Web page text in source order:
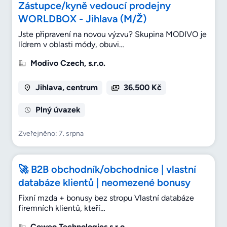
Zástupce/kyně vedoucí prodejny
WORLDBOX - Jihlava (M/Ž)
Jste připravení na novou výzvu? Skupina MODIVO je
lídrem v oblasti módy, obuvi…
Modivo Czech, s.r.o.
Jihlava, centrum 36.500 Kč
Plný úvazek
Zveřejněno: 7. srpna
🚀 B2B obchodník/obchodnice | vlastní
databáze klientů | neomezené bonusy
Fixní mzda + bonusy bez stropu Vlastní databáze
firemních klientů, kteří…